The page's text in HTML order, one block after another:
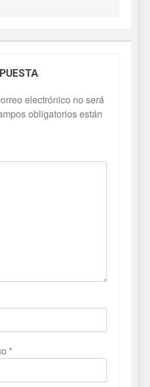
electrónico no será
obligatorios están
*